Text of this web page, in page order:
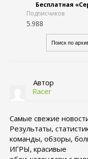
Бесплатная
Подписчиков
5.988
Автор
Racer
Самые свежие
Результаты,
команды, обзоры,
ИГРЫ, красивые